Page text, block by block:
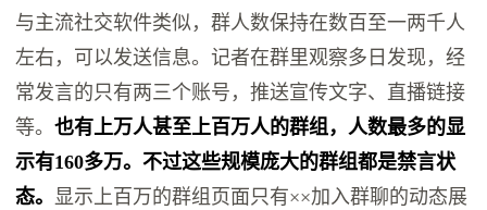
与主流社交软件类似，群人数保持在数百至一两千人
左右，可以发送信息。记者在群里观察多日发现，经
常发言的只有两三个账号，推送宣传文字、直播链接
等。也有上万人甚至上百万人的群组，人数最多的显
示有160多万。不过这些规模庞大的群组都是禁言状
态。 显示上百万的群组页面只有××加入群聊的动态展